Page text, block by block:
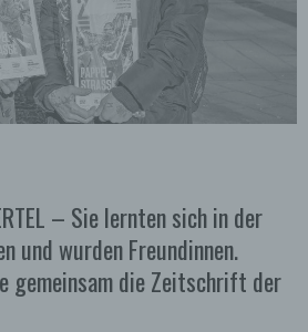
– Sie lernten sich in der
und wurden Freundinnen.
gemeinsam die Zeitschrift der